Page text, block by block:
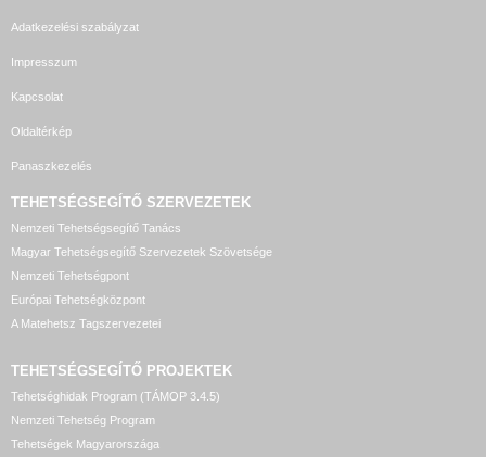
Adatkezelési szabályzat
Impresszum
Kapcsolat
Oldaltérkép
Panaszkezelés
TEHETSÉGSEGÍTŐ SZERVEZETEK
Nemzeti Tehetségsegítő Tanács
Magyar Tehetségsegítő Szervezetek Szövetsége
Nemzeti Tehetségpont
Európai Tehetségközpont
A Matehetsz Tagszervezetei
TEHETSÉGSEGÍTŐ PROJEKTEK
Tehetséghidak Program (TÁMOP 3.4.5)
Nemzeti Tehetség Program
Tehetségek Magyarországa